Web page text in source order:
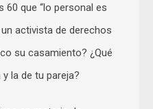
60 que “lo personal es
activista de derechos
su casamiento? ¿Qué
la de tu pareja?